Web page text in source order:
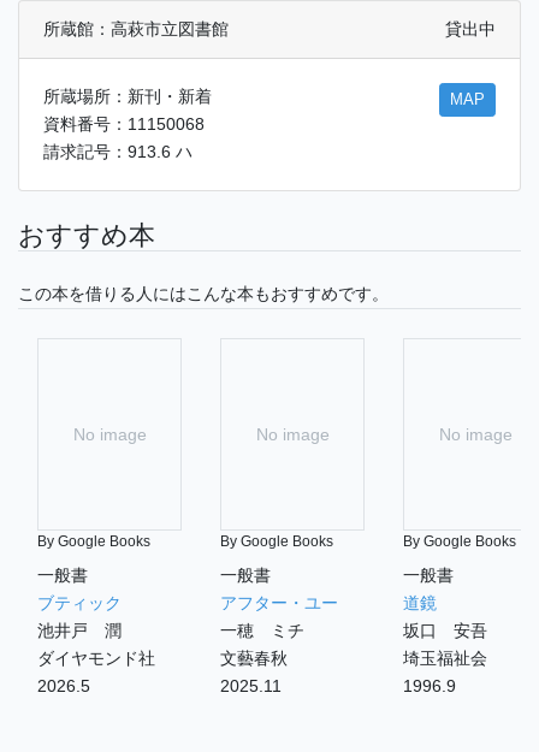
所蔵館：高萩市立図書館 貸出中
所蔵場所：新刊・新着
資料番号：11150068
請求記号：913.6 ハ
MAP
おすすめ本
この本を借りる人にはこんな本もおすすめです。
No image
By Google Books
一般書
ブティック
池井戸 潤
ダイヤモンド社
2026.5
No image
By Google Books
一般書
アフター・ユー
一穂 ミチ
文藝春秋
2025.11
No image
By Google Books
一般書
道鏡
坂口 安吾
埼玉福祉会
1996.9